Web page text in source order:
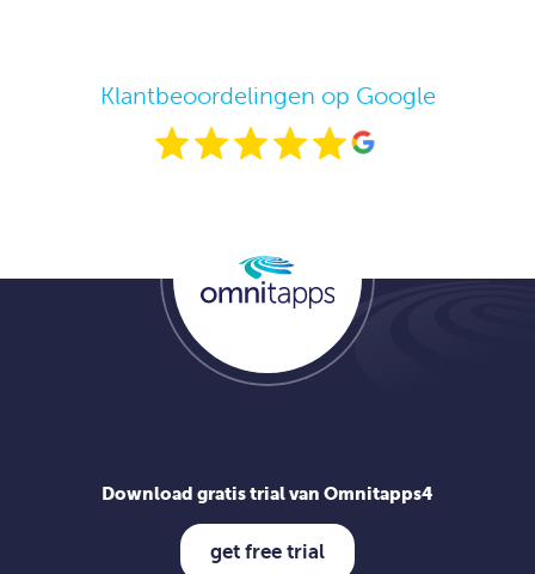
Klantbeoordelingen op Google
Download gratis trial van Omnitapps4
get free trial